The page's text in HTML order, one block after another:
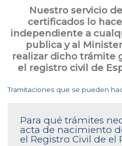
Nuestro servicio
certificados lo
independiente a
publica y al
realizar dicho trámite
el registro civil de
Tramitaciones que se pueden
Para qué trámites
acta de nacimiento
el Registro Civil de el